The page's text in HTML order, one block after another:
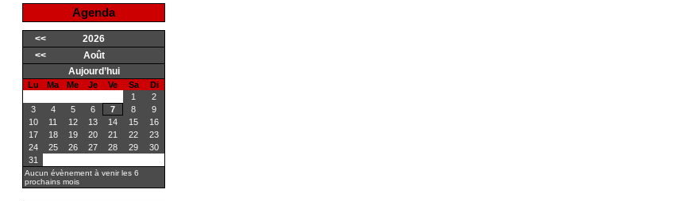
Agenda
<<
2026
<<
Août
Aujourd’hui
Lu Ma Me Je Ve Sa
Di
1
2
3
4 5 6 7 8
9
10
11 12 13 14 15
16
17
18 19 20 21 22
23
24
25 26 27 28 29
30
31
Aucun évènement à venir les 6
prochains mois